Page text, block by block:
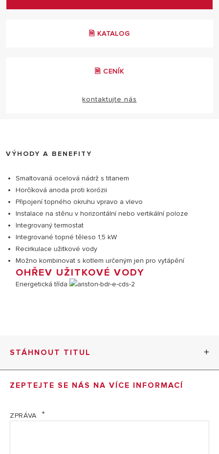
🗎 KATALOG
🗎 CENÍK
kontaktujte nás
VÝHODY A BENEFITY
Smaltovaná ocelová nádrž s titanem
Horčíková anoda proti korózii
Připojení topného okruhu vpravo a vlevo
Instalace na stěnu v horizontální nebo vertikální poloze
Integrovaný termostat
Integrované topné těleso 1,5 kW
Recirkulace užitkové vody
Možno kombinovat s kotlem určeným jen pro vytápění
OHŘEV UŽITKOVÉ VODY
Energetická třída
STÁHNOUT TITUL
BDR-E CDS katalogový list (PDF, 326.80 kb)
ZEPTEJTE SE NÁS NA VÍCE INFORMACÍ
ZPRÁVA